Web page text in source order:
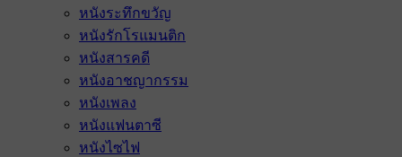
หนังระทึกขวัญ
หนังรักโรแมนติก
หนังสารคดี
หนังอาชญากรรม
หนังเพลง
หนังแฟนตาซี
หนังไซไฟ